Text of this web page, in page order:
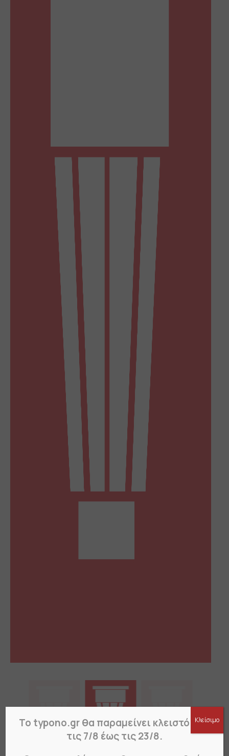
Το typono.gr θα παραμείνει κλειστό από
τις 7/8 έως τις 23/8.
Κλείσιμο